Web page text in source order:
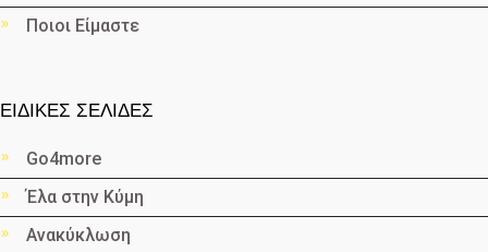
Ποιοι Είμαστε
ΕΙΔΙΚΕΣ ΣΕΛΙΔΕΣ
Go4more
Έλα στην Κύμη
Ανακύκλωση